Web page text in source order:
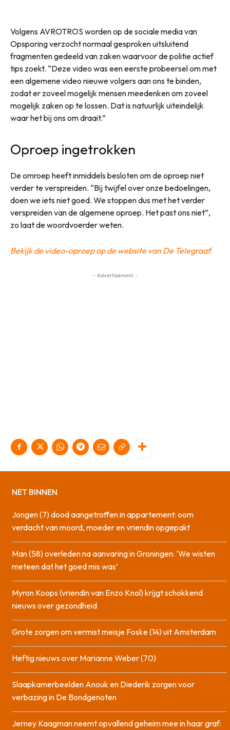
Volgens AVROTROS worden op de sociale media van
Opsporing verzocht normaal gesproken uitsluitend
fragmenten gedeeld van zaken waarvoor de politie actief
tips zoekt. “Deze video was een eerste probeersel om met
een algemene video nieuwe volgers aan ons te binden,
zodat er zoveel mogelijk mensen meedenken om zoveel
mogelijk zaken op te lossen. Dat is natuurlijk uiteindelijk
waar het bij ons om draait.”
Oproep ingetrokken
De omroep heeft inmiddels besloten om de oproep niet
verder te verspreiden. “Bij twijfel over onze bedoelingen,
doen we iets niet goed. We stoppen dus met het verder
verspreiden van de algemene oproep. Het past ons niet”,
zo laat de woordvoerder weten.
Bekijk de video-oproep op de website van De Telegraaf.
- Advertisement -
NET BINNEN
Jongen (7) dood aangetroffen in appartement: oom
verdacht van moord, moeder en vriendin opgepakt
Man (58) overleden na aanvaring in Groningen: ‘We wisten
meteen dat het goed mis was’
Myron Koops (vriendin van Enzo Knol) krijgt schokkend
nieuws over gezondheid
Grote zorgen om vermist meisje Foske (14) uit Amsterdam
Heftig nieuws over Marianne Weber (70)
Slaapkamerbeelden Anouk en Diederik zorgen voor
verbazing in De Bondgenoten
Jerney Kaagman neemt opvallend geheim mee in haar graf: